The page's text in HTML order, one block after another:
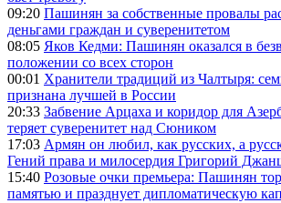
09:20 Пашинян за собственные провалы
деньгами граждан и суверенитетом
08:05 Яков Кедми: Пашинян оказался в
положении со всех сторон
00:01 Хранители традиций из Чалтыря:
признана лучшей в России
20:33 Забвение Арцаха и коридор для
теряет суверенитет над Сюником
17:03 Армян он любил, как русских, а
Гений права и милосердия Григорий
15:40 Розовые очки премьера: Пашинян
памятью и празднует дипломатическую